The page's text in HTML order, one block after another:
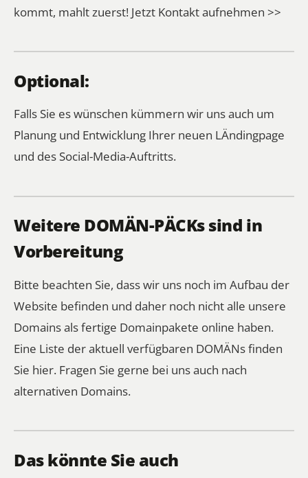
kommt, mahlt zuerst! Jetzt Kontakt aufnehmen >>
Optional:
Falls Sie es wünschen kümmern wir uns auch um
Planung und Entwicklung Ihrer neuen LÄndingpage
und des Social-Media-Auftritts.
Weitere DOMÄN-PÄCKs sind in
Vorbereitung
Bitte beachten Sie, dass wir uns noch im Aufbau der
Website befinden und daher noch nicht alle unsere
Domains als fertige Domainpakete online haben.
Eine Liste der aktuell verfügbaren DOMÄNs finden
Sie hier. Fragen Sie gerne bei uns auch nach
alternativen Domains.
Das könnte Sie auch